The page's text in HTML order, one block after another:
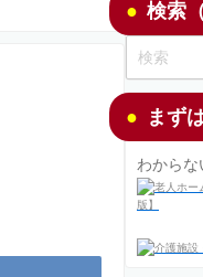
検索
まず
わからな